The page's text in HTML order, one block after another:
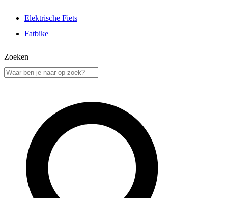
Elektrische Fiets
Fatbike
Zoeken